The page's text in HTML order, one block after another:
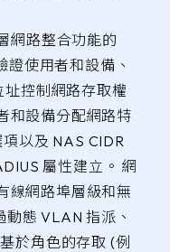
網路整合功能的
證使用者和設備、
址控制網路存取權
和設備分配網路特
以及 NAS CIDR
屬性建立。 網
線網路埠層級和無
態 VLAN 指派、
於角色的存取 (例